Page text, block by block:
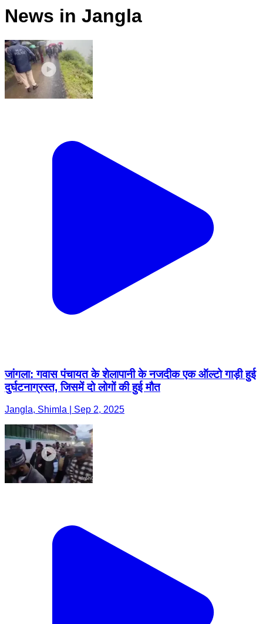
News in Jangla
जांगला: गवास पंचायत के शेलापानी के नजदीक एक ऑल्टो गाड़ी हुई
दुर्घटनाग्रस्त, जिसमें दो लोगों की हुई मौत
Jangla, Shimla | Sep 2, 2025